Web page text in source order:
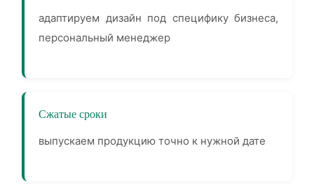
адаптируем дизайн под специфику бизнеса,
персональный менеджер
Сжатые сроки
выпускаем продукцию точно к нужной дате